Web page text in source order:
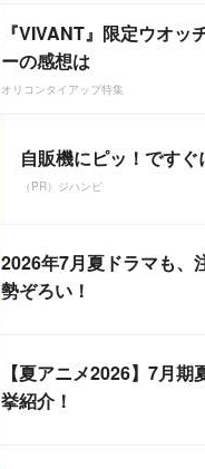
『VIVANT』限定ウオッ
ーの感想は
オリコンタイアップ特集
自販機にピッ！ですぐ
（PR）ジハンピ
2026年7月夏ドラマも、
勢ぞろい！
【夏アニメ2026】7月
挙紹介！